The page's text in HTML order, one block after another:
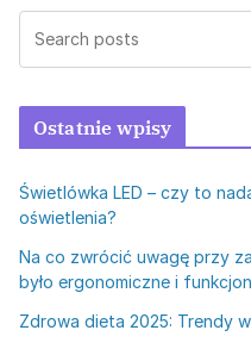
Ostatnie wpisy
Świetlówka LED – czy to
oświetlenia?
Na co zwrócić uwagę przy
było ergonomiczne i
Zdrowa dieta 2025: Trendy